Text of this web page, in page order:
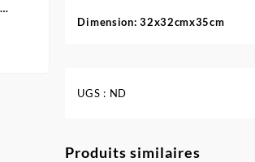
Dimension: 32x32cmx35cm
UGS : ND
Produits similaires